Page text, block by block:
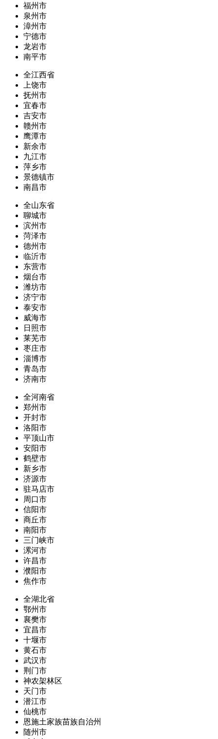
福州市
泉州市
漳州市
宁德市
龙岩市
南平市
全江西省
上饶市
抚州市
宜春市
吉安市
赣州市
鹰潭市
新余市
九江市
萍乡市
景德镇市
南昌市
全山东省
聊城市
滨州市
菏泽市
德州市
临沂市
东营市
烟台市
潍坊市
济宁市
泰安市
威海市
日照市
莱芜市
枣庄市
淄博市
青岛市
济南市
全河南省
郑州市
开封市
洛阳市
平顶山市
安阳市
鹤壁市
新乡市
济源市
驻马店市
周口市
信阳市
商丘市
南阳市
三门峡市
漯河市
许昌市
濮阳市
焦作市
全湖北省
鄂州市
襄樊市
宜昌市
十堰市
黄石市
武汉市
荆门市
神农架林区
天门市
潜江市
仙桃市
恩施土家族苗族自治州
随州市